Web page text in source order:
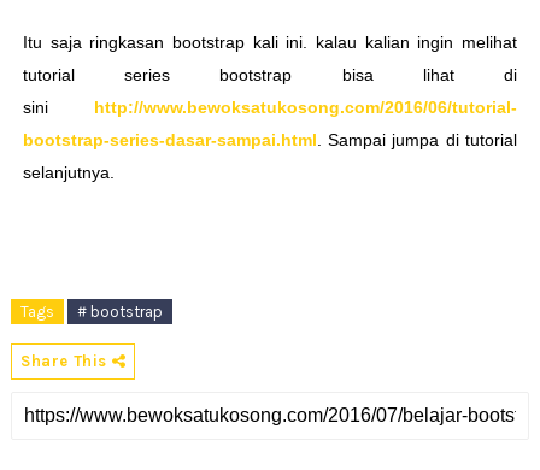
Itu saja ringkasan bootstrap kali ini. kalau kalian ingin melihat
tutorial series bootstrap bisa lihat di
sini http://www.bewoksatukosong.com/2016/06/tutorial-
bootstrap-series-dasar-sampai.html . Sampai jumpa di tutorial
selanjutnya.
Tags # bootstrap
Share This